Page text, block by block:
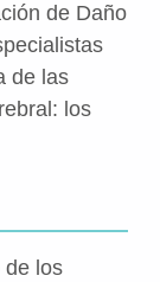
de Daño
de las
los
de los